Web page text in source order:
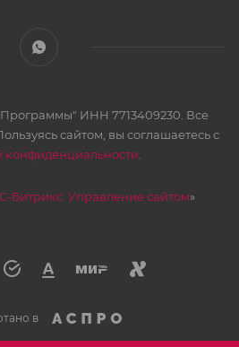
ИНН 7713409230. Все
сайтом, вы соглашаетесь с
конфиденциальности
Битрикс: Управление сайтом»
в